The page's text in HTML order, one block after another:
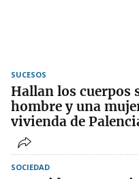
SUCESOS
Hallan los cuerpos
hombre y una
vivienda de
SOCIEDAD